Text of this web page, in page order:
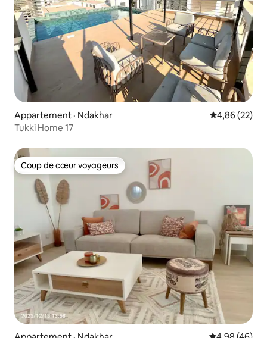
Appartement · Ndakhar Note
4,86 (22)
Tukki Home 17
Coup de cœur voyageurs
Coup de cœur voyageurs